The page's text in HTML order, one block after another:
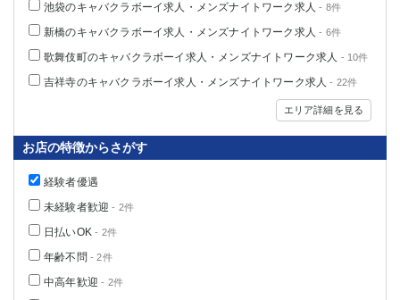
池袋のキャバクラボーイ求人・メンズナイトワーク求人 - 8件
新橋のキャバクラボーイ求人・メンズナイトワーク求人 - 6件
歌舞伎町のキャバクラボーイ求人・メンズナイトワーク求人 - 10件
吉祥寺のキャバクラボーイ求人・メンズナイトワーク求人 - 22件
エリア詳細を見る
お店の特徴からさがす
経験者優遇
未経験者歓迎 - 2件
日払いOK - 2件
年齢不問 - 2件
中高年歓迎 - 2件
土浦 ひたち野うしく
群馬県
高崎 館林
該当求人 0件